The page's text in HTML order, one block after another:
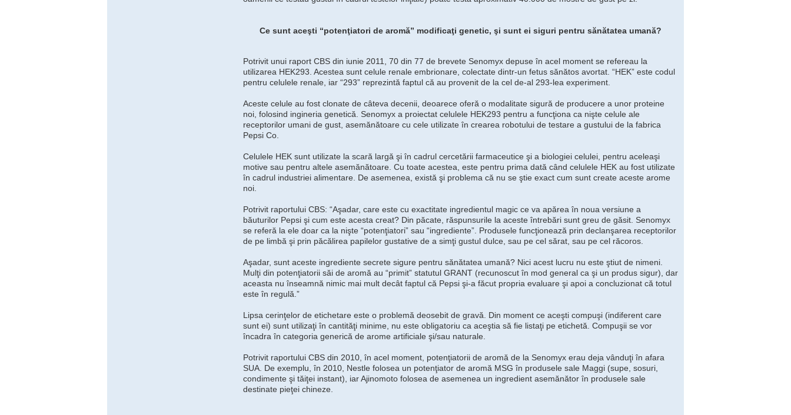
Ce sunt aceşti “potenţiatori de aromă” modificaţi genetic, şi sunt ei siguri pentru sănătatea umană?
Potrivit unui raport CBS din iunie 2011, 70 din 77 de brevete Senomyx depuse în acel moment se refereau la
utilizarea HEK293. Acestea sunt celule renale embrionare, colectate dintr-un fetus sănătos avortat. “HEK” este codul
pentru celulele renale, iar “293” reprezintă faptul că au provenit de la cel de-al 293-lea experiment.
Aceste celule au fost clonate de câteva decenii, deoarece oferă o modalitate sigură de producere a unor proteine
noi, folosind ingineria genetică. Senomyx a proiectat celulele HEK293 pentru a funcţiona ca nişte celule ale
receptorilor umani de gust, asemănătoare cu cele utilizate în crearea robotului de testare a gustului de la fabrica
Pepsi Co.
Celulele HEK sunt utilizate la scară largă şi în cadrul cercetării farmaceutice şi a biologiei celulei, pentru aceleaşi
motive sau pentru altele asemănătoare. Cu toate acestea, este pentru prima dată când celulele HEK au fost utilizate
în cadrul industriei alimentare. De asemenea, există şi problema că nu se ştie exact cum sunt create aceste arome
noi.
Potrivit raportului CBS: “Aşadar, care este cu exactitate ingredientul magic ce va apărea în noua versiune a
băuturilor Pepsi şi cum este acesta creat? Din păcate, răspunsurile la aceste întrebări sunt greu de găsit. Senomyx
se referă la ele doar ca la nişte “potenţiatori” sau “ingrediente”. Produsele funcţionează prin declanşarea receptorilor
de pe limbă şi prin păcălirea papilelor gustative de a simţi gustul dulce, sau pe cel sărat, sau pe cel răcoros.
Aşadar, sunt aceste ingrediente secrete sigure pentru sănătatea umană? Nici acest lucru nu este ştiut de nimeni.
Mulţi din potenţiatorii săi de aromă au “primit” statutul GRANT (recunoscut în mod general ca şi un produs sigur), dar
aceasta nu înseamnă nimic mai mult decât faptul că Pepsi şi-a făcut propria evaluare şi apoi a concluzionat că totul
este în regulă.”
Lipsa cerinţelor de etichetare este o problemă deosebit de gravă. Din moment ce aceşti compuşi (indiferent care
sunt ei) sunt utilizaţi în cantităţi minime, nu este obligatoriu ca aceştia să fie listaţi pe etichetă. Compuşii se vor
încadra în categoria generică de arome artificiale şi/sau naturale.
Potrivit raportului CBS din 2010, în acel moment, potenţiatorii de aromă de la Senomyx erau deja vânduţi în afara
SUA. De exemplu, în 2010, Nestle folosea un potenţiator de aromă MSG în produsele sale Maggi (supe, sosuri,
condimente şi tăiţei instant), iar Ajinomoto folosea de asemenea un ingredient asemănător în produsele sale
destinate pieţei chineze.